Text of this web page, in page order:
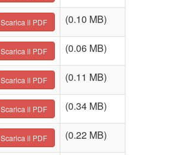
Scarica il PDF (0.10 MB)
Scarica il PDF (0.06 MB)
Scarica il PDF (0.11 MB)
Scarica il PDF (0.34 MB)
Scarica il PDF (0.22 MB)